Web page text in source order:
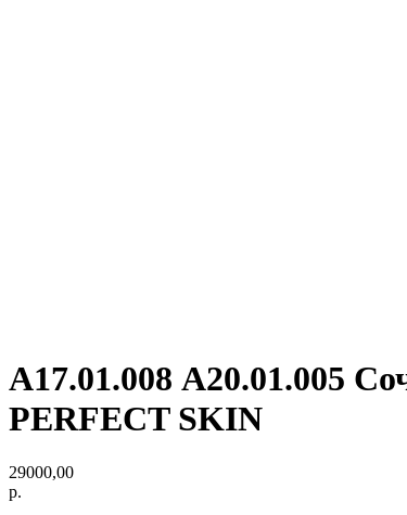
А17.01.008 А20.01.005
PERFECT SKIN
29000,00
р.